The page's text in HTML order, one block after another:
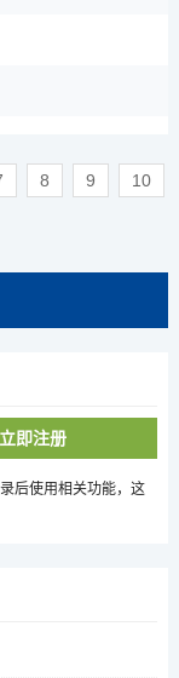
8 9
10
立即注册
后使用相关功能，这